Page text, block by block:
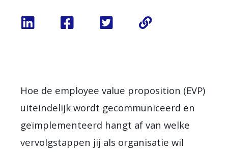
Hoe de employee value proposition (EVP)
uiteindelijk wordt gecommuniceerd en
geïmplementeerd hangt af van welke
vervolgstappen jij als organisatie wil